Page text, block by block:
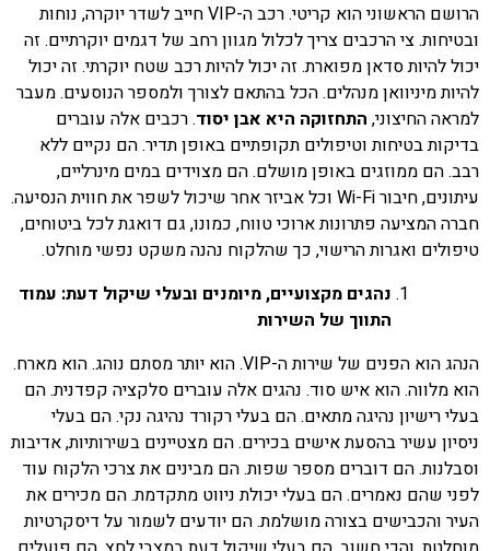
הרושם הראשוני הוא קריטי. רכב ה-VIP חייב לשדר יוקרה, נוחות
ובטיחות. צי הרכבים צריך לכלול מגוון רחב של דגמים יוקרתיים. זה
יכול להיות סדאן מפוארת. זה יכול להיות רכב שטח יוקרתי. זה יכול
להיות מיניוואן מנהלים. הכל בהתאם לצורך ולמספר הנוסעים. מעבר
למראה החיצוני, התחזוקה היא אבן יסוד. רכבים אלה עוברים
בדיקות בטיחות וטיפולים תקופתיים באופן תדיר. הם נקיים ללא
רבב. הם ממוזגים באופן מושלם. הם מצוידים במים מינרליים,
עיתונים, חיבור Wi-Fi וכל אביזר אחר שיכול לשפר את חווית הנסיעה.
חברה המציעה פתרונות ארוכי טווח, כמונו, גם דואגת לכל ביטוחים,
טיפולים ואגרות הרישוי, כך שהלקוח נהנה משקט נפשי מוחלט.
נהגים מקצועיים, מיומנים ובעלי שיקול דעת: עמוד
התווך של השירות
הנהג הוא הפנים של שירות ה-VIP. הוא יותר מסתם נוהג. הוא מארח.
הוא מלווה. הוא איש סוד. נהגים אלה עוברים סלקציה קפדנית. הם
בעלי רישיון נהיגה מתאים. הם בעלי רקורד נהיגה נקי. הם בעלי
ניסיון עשיר בהסעת אישים בכירים. הם מצטיינים בשירותיות, אדיבות
וסבלנות. הם דוברים מספר שפות. הם מבינים את צרכי הלקוח עוד
לפני שהם נאמרים. הם בעלי יכולת ניווט מתקדמת. הם מכירים את
העיר והכבישים בצורה מושלמת. הם יודעים לשמור על דיסקרטיות